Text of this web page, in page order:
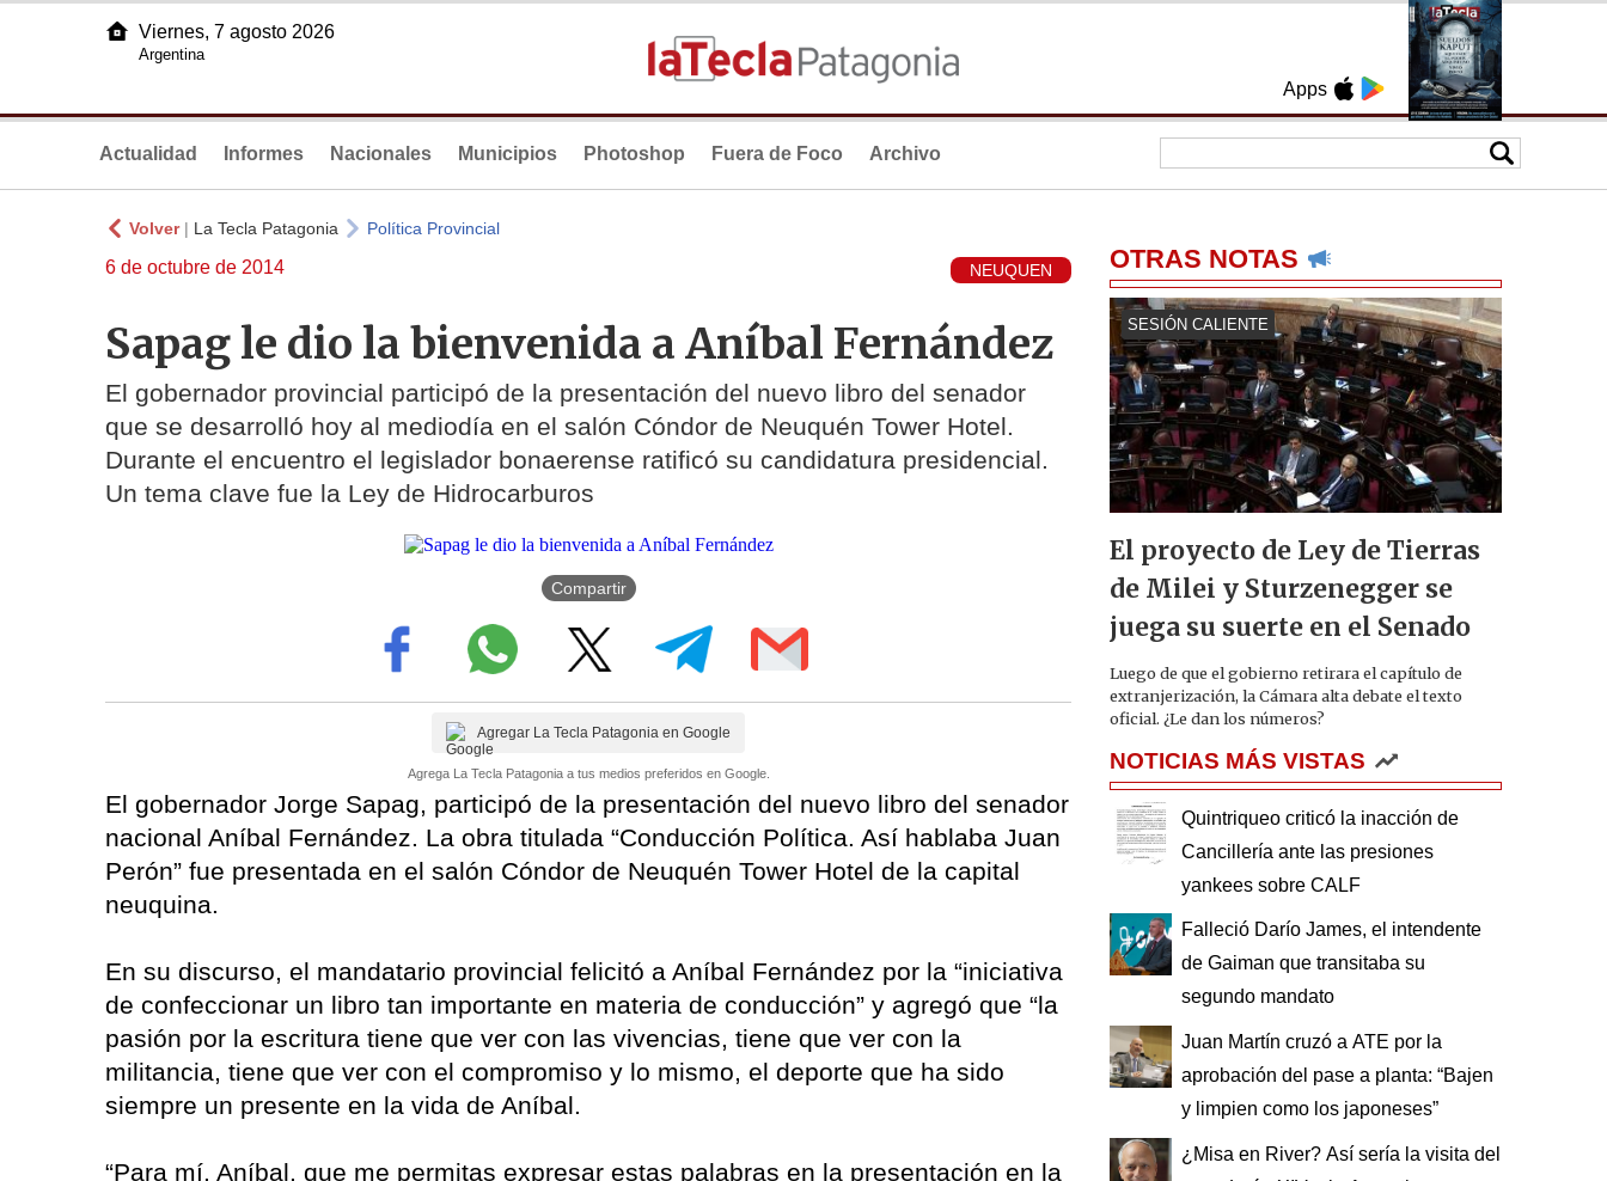
Apps
Viernes, 7 agosto 2026
Argentina
Actualidad Informes Nacionales Municipios Photoshop Fuera de Foco Archivo
Volver| La Tecla Patagonia Política Provincial
6 de octubre de 2014 NEUQUEN
Sapag le dio la bienvenida a Aníbal Fernández
El gobernador provincial participó de la presentación del nuevo libro del senador
que se desarrolló hoy al mediodía en el salón Cóndor de Neuquén Tower Hotel.
Durante el encuentro el legislador bonaerense ratificó su candidatura presidencial.
Un tema clave fue la Ley de Hidrocarburos
Compartir
Agregar La Tecla Patagonia en Google
Agrega La Tecla Patagonia a tus medios preferidos en Google.
El gobernador Jorge Sapag, participó de la presentación del nuevo libro del senador
nacional Aníbal Fernández. La obra titulada “Conducción Política. Así hablaba Juan
Perón” fue presentada en el salón Cóndor de Neuquén Tower Hotel de la capital
neuquina.
En su discurso, el mandatario provincial felicitó a Aníbal Fernández por la “iniciativa
de confeccionar un libro tan importante en materia de conducción” y agregó que “la
pasión por la escritura tiene que ver con las vivencias, tiene que ver con la
militancia, tiene que ver con el compromiso y lo mismo, el deporte que ha sido
siempre un presente en la vida de Aníbal.
“Para mí, Aníbal, que me permitas expresar estas palabras en la presentación en la
OTRAS NOTAS
SESIÓN CALIENTE
El proyecto de Ley de Tierras
de Milei y Sturzenegger se
juega su suerte en el Senado
Luego de que el gobierno retirara el capítulo de
extranjerización, la Cámara alta debate el texto
oficial. ¿Le dan los números?
NOTICIAS MÁS VISTAS
Quintriqueo criticó la inacción de
Cancillería ante las presiones
yankees sobre CALF
Falleció Darío James, el intendente
de Gaiman que transitaba su
segundo mandato
Juan Martín cruzó a ATE por la
aprobación del pase a planta: “Bajen
y limpien como los japoneses”
¿Misa en River? Así sería la visita del